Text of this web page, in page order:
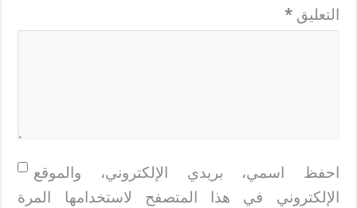
التعليق*
احفظ اسمي، بريدي الإلكتروني، والموقع
الإلكتروني في هذا المتصفح لاستخدامها المرة